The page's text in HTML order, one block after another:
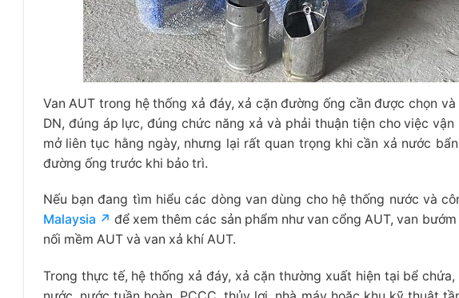
Van AUT trong hệ thống xả đáy, xả cặn đường ống cần được chọn
DN, đúng áp lực, đúng chức năng xả và phải thuận tiện cho việc
mở liên tục hằng ngày, nhưng lại rất quan trọng khi cần xả nước
đường ống trước khi bảo trì.
Nếu bạn đang tìm hiểu các dòng van dùng cho hệ thống nước và
Malaysia ↗ để xem thêm các sản phẩm như van cổng AUT, van
nối mềm AUT và van xả khí AUT.
Trong thực tế, hệ thống xả đáy, xả cặn thường xuất hiện tại bể